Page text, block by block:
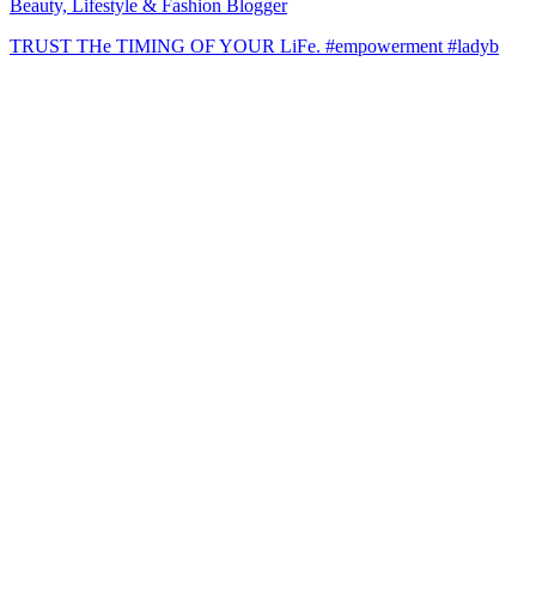
Beauty, Lifestyle & Fashion Blogger
TRUST THe TIMING OF YOUR LiFe. #empowerment #ladyb